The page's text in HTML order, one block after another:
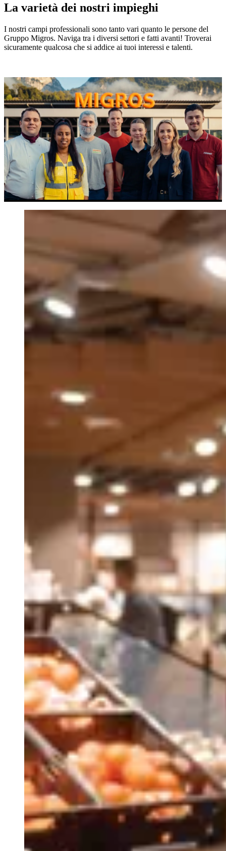
La varietà dei nostri impieghi
I nostri campi professionali sono tanto vari quanto le persone del
Gruppo Migros. Naviga tra i diversi settori e fatti avanti! Troverai
sicuramente qualcosa che si addice ai tuoi interessi e talenti.